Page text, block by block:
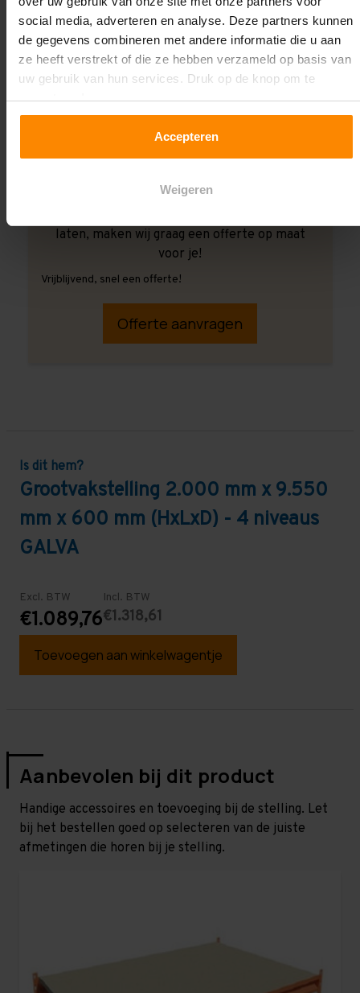
social media, adverteren en analyse. Deze partners kunnen
de gegevens combineren met andere informatie die u aan
ze heeft verstrekt of die ze hebben verzameld op basis van
uw gebruik van hun services. Druk op de knop om te
accepteren!
Accepteren
Weigeren
laten, maken wij graag een offerte op maat
voor je!
Vrijblijvend, snel een offerte!
Offerte aanvragen
Is dit hem?
Grootvakstelling 2.000 mm x 9.550
mm x 600 mm (HxLxD) - 4 niveaus
GALVA
Excl. BTW
€1.089,76
Incl. BTW
€1.318,61
Toevoegen aan winkelwagentje
Aanbevolen bij dit product
Handige accessoires en toevoeging bij de stelling. Let
bij het bestellen goed op selecteren van de juiste
afmetingen die horen bij je stelling.